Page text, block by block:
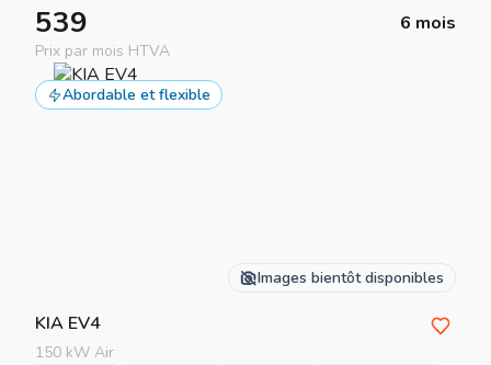
539 6 mois
Prix par mois HTVA
Abordable et flexible
Images bientôt disponibles
KIA EV4
150 kW Air